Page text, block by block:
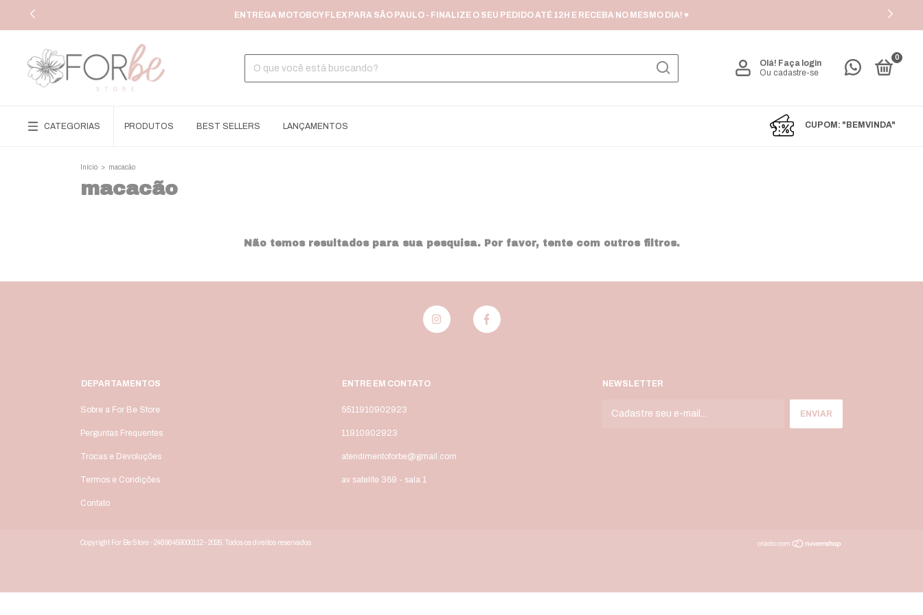
ENTREGA MOTOBOY FLEX PARA SÃO PAULO - FINALIZE O SEU PEDIDO ATÉ 12H E RECEBA NO MESMO DIA! ♥
Olá! Faça login
Ou cadastre-se
0
CATEGORIAS PRODUTOS BEST SELLERS LANÇAMENTOS CUPOM: "BEMVINDA"
Início > macacão
macacão
Não temos resultados para sua pesquisa. Por favor, tente com outros filtros.
DEPARTAMENTOS
Sobre a For Be Store
Perguntas Frequentes
Trocas e Devoluções
Termos e Condições
Contato
ENTRE EM CONTATO
5511910902923
11910902923
atendimentoforbe@gmail.com
av satelite 369 - sala 1
NEWSLETTER
Copyright For Be Store - 24898459000112 - 2026. Todos os direitos reservados.